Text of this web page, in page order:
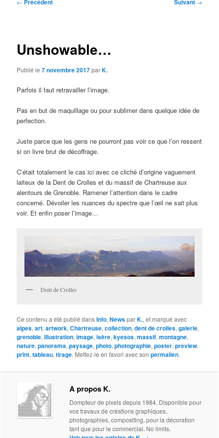
Précédent Suivant
Unshowable…
Publié le7 novembre 2017parK.
Parfois il faut retravailler l’image.
Pas en but de maquillage ou pour sublimer dans quelque idée de
perfection.
Juste parce que les gens ne pourront pas voir ce que l’on ressent
si on livre brut de décoffrage.
C’était totalement le cas ici avec ce cliché d’origine vaguement
laiteux de la Dent de Crolles et du massif de Chartreuse aux
alentours de Grenoble. Ramener l’attention dans le cadre
concerné. Dévoiler les nuances du spectre que l’œil ne sait plus
voir. Et enfin poser l’image…
Dent de Crolles
Ce contenu a été publié dansInfo,NewsparK., et marqué avec
alpes,art,artwork,Chartreuse,collection,dent de crolles,galerie,
grenoble,illustration,image,isère,kyesos,massif,montagne,
nature,panorama,paysage,photo,photographie,poster,preview,
print,tableau,tirage. Mettez-le en favori avec sonpermalien.
A propos K.
Dompteur de pixels depuis 1984. Disponible pour
vos travaux de créations graphiques,
photographies, compositing, pour la décoration
tant que pour le commercial. No limits.